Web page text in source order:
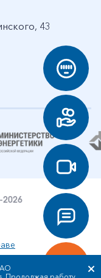
43
2026